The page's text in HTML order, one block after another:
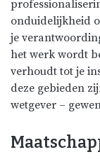
onduidelijkheid
je
het werk wordt
verhoudt tot je
deze gebieden
wetgever –